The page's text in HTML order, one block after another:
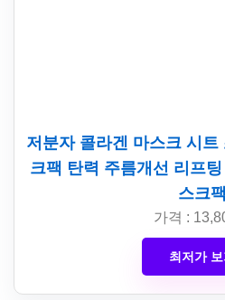
저분자 콜라겐 마스크 시
크팩 탄력 주름개선 리프
스크팩
가격 :
최저가 보